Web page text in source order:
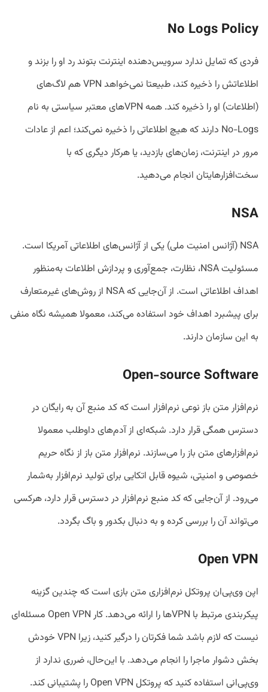
No Logs Policy
فردی که تمایل ندارد سرویس‌دهنده اینترنت بتوند رد او را بزند و
اطلاعاتش را ذخیره کند، طبیعتا نمی‌خواهد VPN هم لاگ‌های
(اطلاعات) او را ذخیره کند. همه VPNهای معتبر سیاستی به نام
No-Logs دارند که هیچ اطلاعاتی را ذخیره نمی‌کند؛ اعم از عادات
مرور در اینترنت، زمان‌های بازدید، یا هرکار دیگری که با
سخت‌افزارهایتان انجام می‌دهید.
NSA
NSA (آژانس امنیت ملی) یکی از آژانس‌های اطلاعاتی آمریکا است.
مسئولیت NSA، نظارت، جمع‌آوری و پردازش اطلاعات به‌منظور
اهداف اطلاعاتی است. از آن‌جایی که NSA از روش‌های غیرمتعارف
برای پیشبرد اهداف خود استفاده می‌کند، معمولا همیشه نگاه منفی
به این سازمان دارند.
Open-source Software
نرم‌افزار متن باز نوعی نرم‌افزار است که کد منبع آن به رایگان در
دسترس همگی قرار دارد. شبکه‌ای از آدم‌های داوطلب معمولا
نرم‌افزارهای متن باز را می‌سازند. نرم‌افزار متن باز از نگاه حریم
خصوصی و امنیتی، شیوه قابل اتکایی برای تولید نرم‌افزار به‌شمار
می‌رود. از آن‌جایی که کد منبع نرم‌افزار در دسترس قرار دارد، هرکسی
می‌تواند آن را بررسی کرده و به دنبال بکدور و باگ بگردد.
Open VPN
اپن وی‌پی‌ان پروتکل نرم‌افزاری متن بازی است که چندین گزینه
پیکربندی مرتبط با VPNها را ارائه می‌دهد. کار Open VPN مسئله‌ای
نیست که لازم باشد شما فکرتان را درگیر کنید، زیرا VPN خودش
بخش دشوار ماجرا را انجام می‌دهد. با این‌حال، ضرری ندارد از
وی‌پی‌انی استفاده کنید که پروتکل Open VPN را پشتیبانی کند.